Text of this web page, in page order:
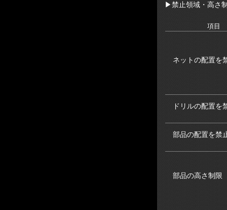
▶禁止領域・高さ
項目
ネットの配置を
ドリルの配置を
部品の配置を禁
部品の高さ制限